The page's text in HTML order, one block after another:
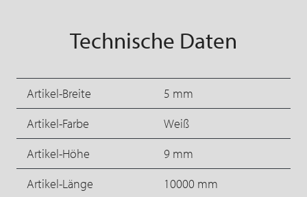
Technische Daten
Artikel-Breite
5 mm
Artikel-Farbe
Weiß
Artikel-Höhe
9 mm
Artikel-Länge
10000 mm